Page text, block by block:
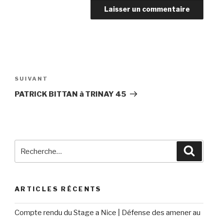
SUIVANT
PATRICK BITTAN à TRINAY 45
ARTICLES RÉCENTS
Compte rendu du Stage a Nice | Défense des amener au